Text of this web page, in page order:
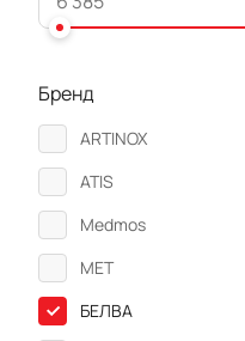
Бренд
ARTINOX
ATIS
Medmos
MET
БЕЛВА